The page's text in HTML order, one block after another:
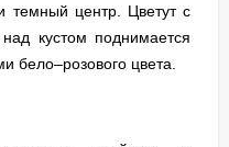
темный центр. Цветут с
кустом поднимается
бело–розового цвета.